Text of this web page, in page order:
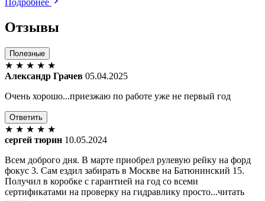
Подробнее
Отзывы
Полезные
★ ★ ★ ★ ★
Александр Грачев 05.04.2025
Очень хорошо...приезжаю по работе уже не первый год
Ответить
★ ★ ★ ★ ★
сергей тюрин 10.05.2024
Всем доброго дня. В марте приобрел рулевую рейку на форд
фокус 3. Сам ездил забирать в Москве на Батюнинский 15.
Получил в коробке с гарантией на год со всеми
сертификатами на проверку на гидравлику просто...читать